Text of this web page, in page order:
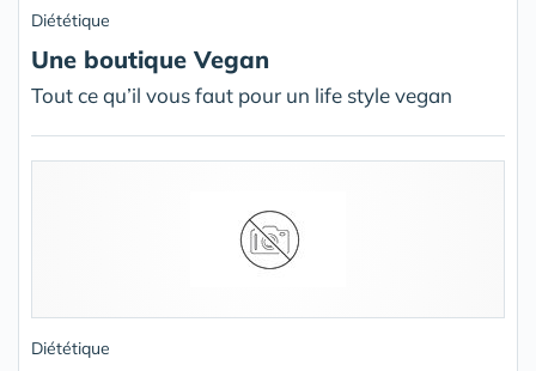
Diététique
Une boutique Vegan
Tout ce qu’il vous faut pour un life style vegan
Diététique